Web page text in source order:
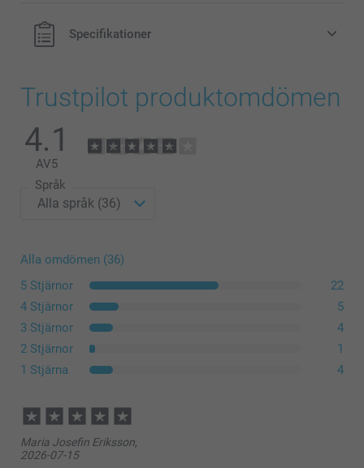
Specifikationer
Trustpilot produktomdömen
4.1
AV5
Språk
Alla omdömen (36)
5 Stjärnor
22
4 Stjärnor
5
3 Stjärnor
4
2 Stjärnor
1
1 Stjärna
4
Maria Josefin Eriksson,
2026-07-15